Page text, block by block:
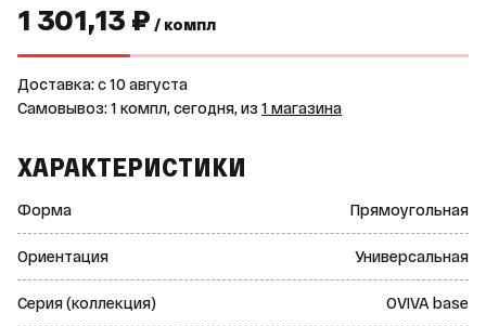
1 301,13 ₽ / компл
Доставка: c 10 августа
Самовывоз: 1 компл, сегодня, из 1 магазина
ХАРАКТЕРИСТИКИ
Форма Прямоугольная
Ориентация Универсальная
Серия (коллекция) OVIVA base